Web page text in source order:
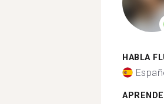
HABLA
APRENDE